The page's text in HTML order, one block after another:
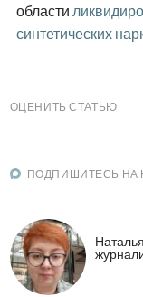
области
синтетических
ОЦЕНИТЬ СТАТЬЮ
ПОДПИШИТЕСЬ НА